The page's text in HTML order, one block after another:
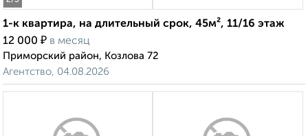
1-к квартира, на длительный срок, 45м², 11/16 этаж
12 000 ₽ в месяц
Приморский район, Козлова 72
Агентство, 04.08.2026